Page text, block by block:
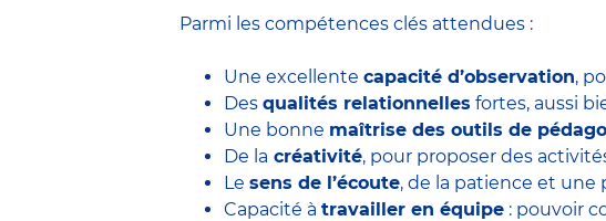
Parmi les compétences clés attendues :
Une excellente capacité d’observation,
Des qualités relationnelles fortes, aussi
Une bonne maîtrise des outils de
De la créativité, pour proposer des
Le sens de l’écoute, de la patience et
Capacité à travailler en équipe : pouvoir